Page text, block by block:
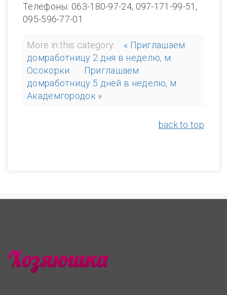
Телефоны: 063-180-97-24, 097-171-99-51,
095-596-77-01
More in this category:
« Приглашаем
домработницу 2 дня в неделю, м.
Осокорки
Приглашаем
домработницу 5 дней в неделю, м.
Академгородок »
back to top